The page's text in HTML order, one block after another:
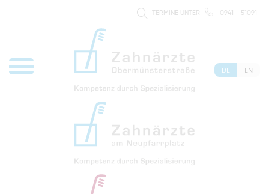
TERMINE UNTER 0941 - 51091
DE EN